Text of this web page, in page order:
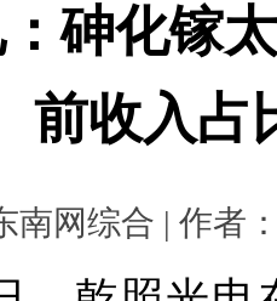
砷化镓
前收入占
南网综合 | 作者